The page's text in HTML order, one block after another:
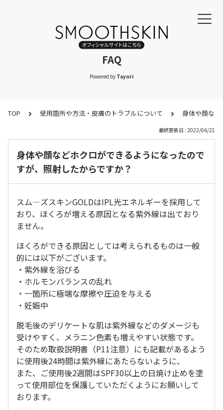
FAQ
Powered by Tayori
TOP 使用箇所や方法・皮膚のトラブルについて 身体や顔な
最終更新日 : 2022/06/21
身体や顔などホクロができるようになったので
すが、照射したからですか？
スム―ズスキンGOLDはIPL光エネルギーを採用して
おり、ほくろが増える原因となる紫外線は出ており
ません。
ほくろができる原因としては考えられるものは一般
的には以下がございます。
・紫外線を浴びる
・ホルモンバランスの乱れ
・一箇所に極端な摩擦や圧迫を与える
・妊娠中
脱毛後のデリケートな肌は紫外線などのダメージも
受けやすく、メラニン色素も増えやすい状態です。
そのため取扱説明書（P11注意）にも記載があるよう
に使用後24時間は紫外線にあたらないように、
また、ご使用後2週間はSPF30以上の日焼け止めを塗
って使用部位を保護していただくようにお願いして
おります。